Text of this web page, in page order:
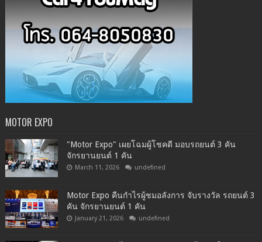
MOTOR EXPO
"Motor Expo" เผยโฉมผู้โชคดี มอบรถยนต์ 3 คัน
จักรยานยนต์ 1 คัน
March 11, 2026 undefined
Motor Expo คืนกำไรผู้ชมอลังการ จับรางวัล รถยนต์ 3
คัน จักรยานยนต์ 1 คัน
January 21, 2026 undefined